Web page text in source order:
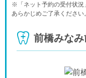
- - -
木
-
金
-
土
-
-
※「ネット予約の受付状況
あらかじめご了承ください。
前橋みな